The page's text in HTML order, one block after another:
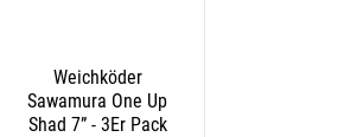
Weichköder
Sawamura One Up
Shad 7” - 3Er Pack